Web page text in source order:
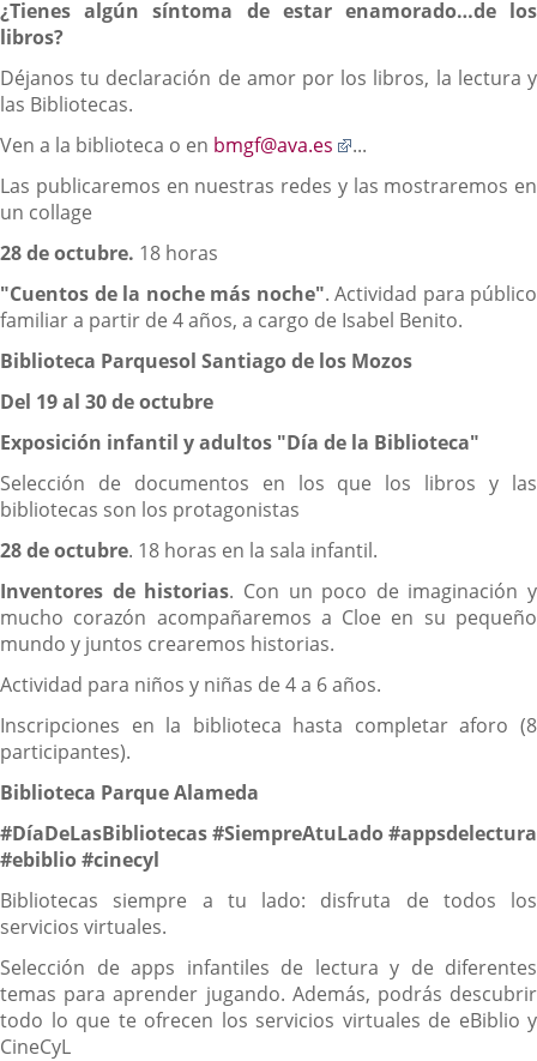
¿Tienes algún síntoma de estar enamorado…de los
libros?
Déjanos tu declaración de amor por los libros, la lectura y
las Bibliotecas.
Ven a la biblioteca o en bmgf@ava.es
Enlace
una
...
Las publicaremos en nuestras redes y las mostraremos en
un collage
28 de octubre. 18 horas
"Cuentos de la noche más noche". Actividad para público
familiar a partir de 4 años, a cargo de Isabel Benito.
Biblioteca Parquesol Santiago de los Mozos
Del 19 al 30 de octubre
Exposición infantil y adultos "Día de la Biblioteca"
Selección de documentos en los que los libros y las
bibliotecas son los protagonistas
28 de octubre. 18 horas en la sala infantil.
Inventores de historias. Con un poco de imaginación y
mucho corazón acompañaremos a Cloe en su pequeño
mundo y juntos crearemos historias.
Actividad para niños y niñas de 4 a 6 años.
Inscripciones en la biblioteca hasta completar aforo (8
participantes).
Biblioteca Parque Alameda
#DíaDeLasBibliotecas #SiempreAtuLado #appsdelectura
#ebiblio #cinecyl
Bibliotecas siempre a tu lado: disfruta de todos los
servicios virtuales.
Selección de apps infantiles de lectura y de diferentes
temas para aprender jugando. Además, podrás descubrir
todo lo que te ofrecen los servicios virtuales de eBiblio y
CineCyL